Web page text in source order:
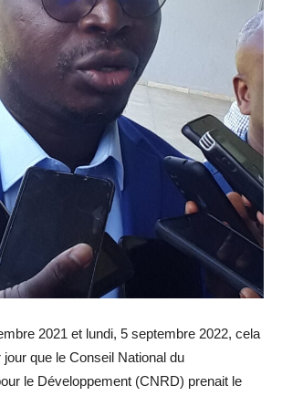
2021 et lundi, 5 septembre 2022, cela
que le Conseil National du
le Développement (CNRD) prenait le